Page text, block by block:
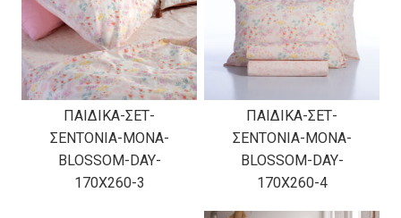
ΠΑΙΔΙΚΑ-ΣΕΤ-
ΣΕΝΤΟΝΙΑ-ΜΟΝΑ-
BLOSSOM-DAY-
170X260-3
ΠΑΙΔΙΚΑ-ΣΕΤ-
ΣΕΝΤΟΝΙΑ-ΜΟΝΑ-
BLOSSOM-DAY-
170X260-4